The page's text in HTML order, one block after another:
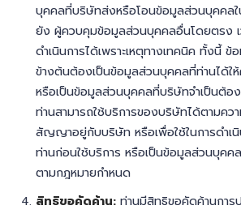
บุคคลที่บริษัทส่งหรือโอนข้อมูลส่วนบุคคล
ยัง ผู้ควบคุมข้อมูลส่วนบุคคลอื่นโดยตรง เ
ดำเนินการได้เพราะเหตุทางเทคนิค ทั้งนี้
ข้างต้นต้องเป็นข้อมูลส่วนบุคคลที่ท่านได้ใ
หรือเป็นข้อมูลส่วนบุคคลที่บริษัทจำเป็นต้อ
ท่านสามารถใช้บริการของบริษัทได้ตามคว
สัญญาอยู่กับบริษัท หรือเพื่อใช้ในการดำเ
ท่านก่อนใช้บริการ หรือเป็นข้อมูลส่วนบุคค
ตามกฎหมายกำหนด
สิทธิขอคัดค้าน: ท่านมีสิทธิขอคัดค้านกา